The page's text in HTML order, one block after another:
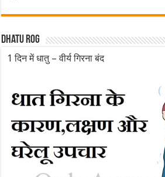
Dhatu rog
1 दिन में धातु – वीर्य गिरना बंद